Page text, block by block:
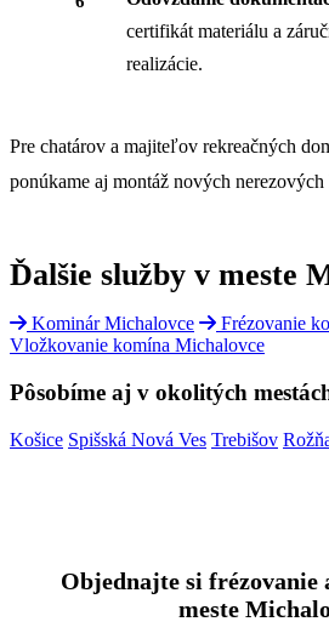
certifikát materiálu a
realizácie.
Pre chatárov a majiteľov rekreačných
ponúkame aj montáž nových
Ďalšie služby v meste
Kominár Michalovce
Frézovanie
Vložkovanie komína Michalovce
Pôsobíme aj v okolitých
Košice Spišská Nová Ves Trebišov
Objednajte si frézovanie
meste